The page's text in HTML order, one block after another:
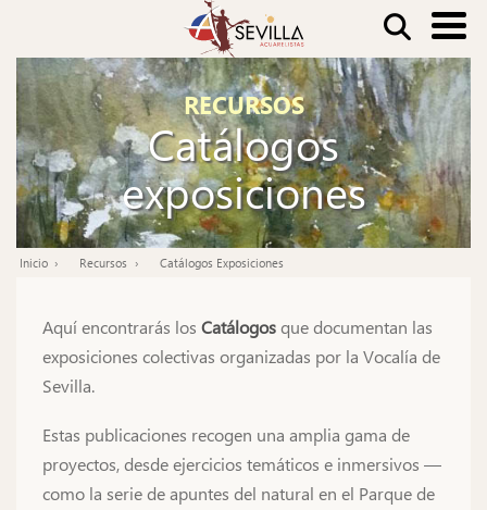
contenido
principal
Buscar
RECURSOS
Catálogos
exposiciones
Ruta
navegación
Inicio Recursos Catálogos Exposiciones
Aquí encontrarás los Catálogosque documentan las
exposiciones colectivas organizadas por la Vocalía de
Sevilla.
Estas publicaciones recogen una amplia gama de
proyectos, desde ejercicios temáticos e inmersivos —
como la serie de apuntes del natural en el Parque de